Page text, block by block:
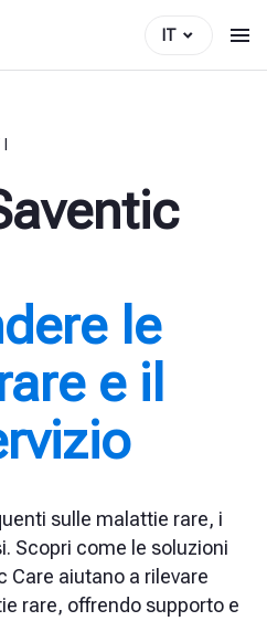
IT
le
e il
sulle malattie rare, i
Scopri come le soluzioni
Care aiutano a rilevare
rare, offrendo supporto e